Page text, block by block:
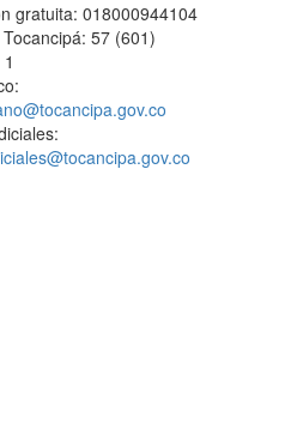
gratuita: 018000944104
57 (601)